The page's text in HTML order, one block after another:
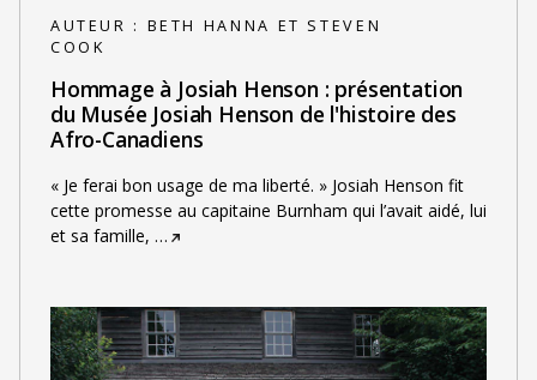
AUTEUR : BETH HANNA ET STEVEN
COOK
Hommage à Josiah Henson : présentation
du Musée Josiah Henson de l'histoire des
Afro-Canadiens
« Je ferai bon usage de ma liberté. » Josiah Henson fit
cette promesse au capitaine Burnham qui l’avait aidé, lui
et sa famille, …